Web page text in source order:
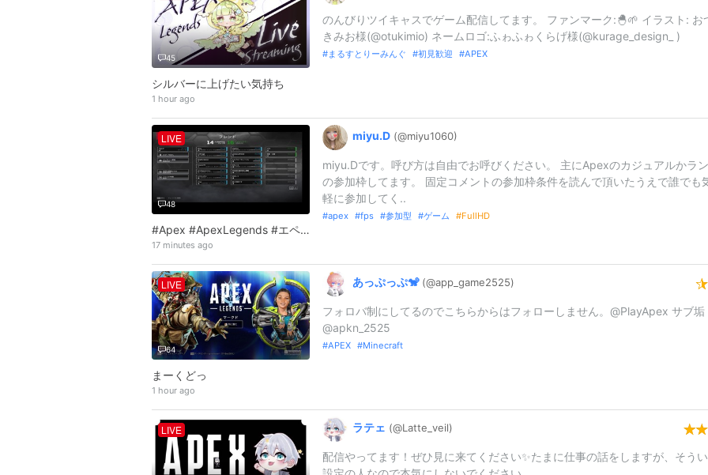
45
シルバーに上げたい気持ち
1 hour ago
のんびりツイキャスでゲーム配信してます。 ファンマーク:🐣🌱 イラスト: お
きみお様(@otukimio) ネームロゴ:ふゎふゎくらげ様(@kurage_design_ )
まるすとりーみんぐ 初見歓迎 APEX
LIVE
48
#Apex #ApexLegends #エペ ソロラン😭 おうえんしてね(、._. )、
17 minutes ago
miyu.D (@miyu1060)
miyu.Dです。呼び方は自由でお呼びください。 主にApexのカジュアルかラ
の参加枠してます。 固定コメントの参加枠条件を読んで頂いたうえで誰でも
軽に参加してく..
apex fps 参加型 ゲーム FullHD
LIVE
64
まーくどっ
1 hour ago
あっぷっぷ🐒 (@app_ game2525)
フォロバ制にしてるのでこちらからはフォローしません。@PlayApex サブ垢
@apkn_2525
APEX Minecraft
LIVE ラテェ (@Latte_ veil)
配信やってます！ぜひ見に来てください✨️たまに仕事の話をしますが、そう